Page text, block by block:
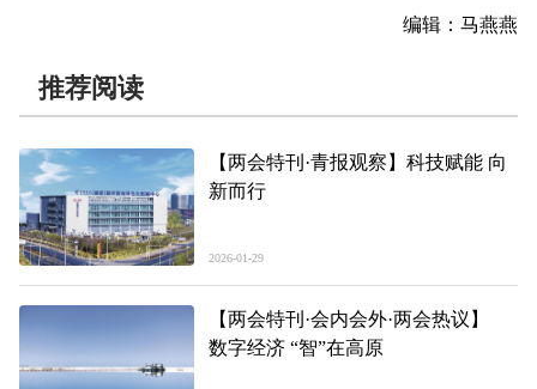
编辑：马燕燕
推荐阅读
【两会特刊·青报观察】科技赋能 向
新而行
2026-01-29
【两会特刊·会内会外·两会热议】
数字经济 “智”在高原